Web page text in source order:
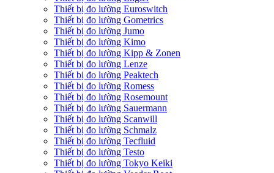
Thiết bị đo lường Euroswitch
Thiết bị đo lường Gometrics
Thiết bị đo lường Jumo
Thiết bị đo lường Kimo
Thiết bị đo lường Kipp & Zonen
Thiết bị đo lường Lenze
Thiết bị đo lường Peaktech
Thiết bị đo lường Romess
Thiết bị đo lường Rosemount
Thiết bị đo lường Sauermann
Thiết bị đo lường Scanwill
Thiết bị đo lường Schmalz
Thiết bị đo lường Tecfluid
Thiết bị đo lường Testo
Thiết bị đo lường Tokyo Keiki